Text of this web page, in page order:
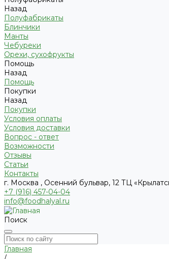
Назад
Полуфабрикаты
Блинчики
Манты
Чебуреки
Орехи, сухофрукты
Помощь
Назад
Помощь
Покупки
Назад
Покупки
Условия оплаты
Условия доставки
Вопрос - ответ
Возможности
Отзывы
Статьи
Контакты
г. Москва , Осенний бульвар, 12 ТЦ
+7 (916) 457-04-04
info@foodhalyal.ru
Поиск
Главная